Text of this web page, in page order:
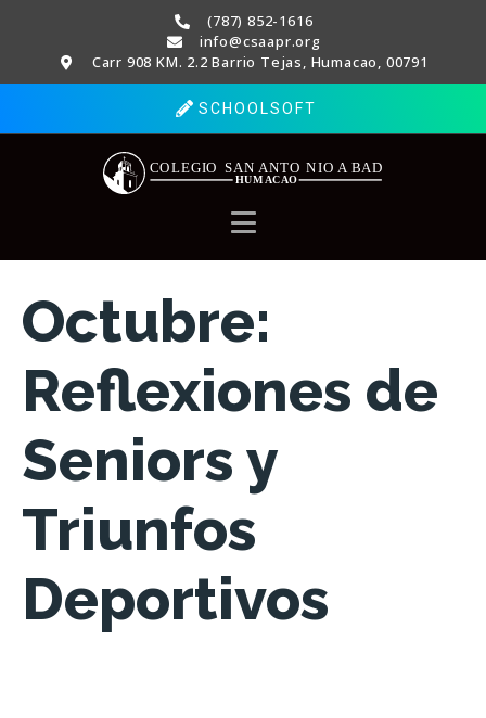
(787) 852-1616
info@csaapr.org
Carr 908 KM. 2.2 Barrio Tejas, Humacao, 00791
SCHOOLSOFT
Octubre:
Reflexiones de
Seniors y
Triunfos
Deportivos